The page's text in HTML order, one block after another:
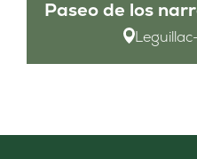
Paseo de los